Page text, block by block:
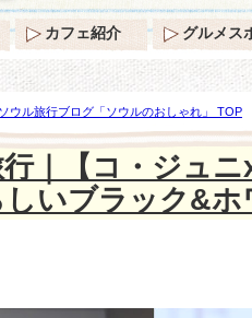
ウル旅行ブログ「ソウルのおしゃれ」 TOP
ブラック&ホワイトスタイル♪
｜【コ・ジュ
しいブラック&
カフェ紹介 グルメス